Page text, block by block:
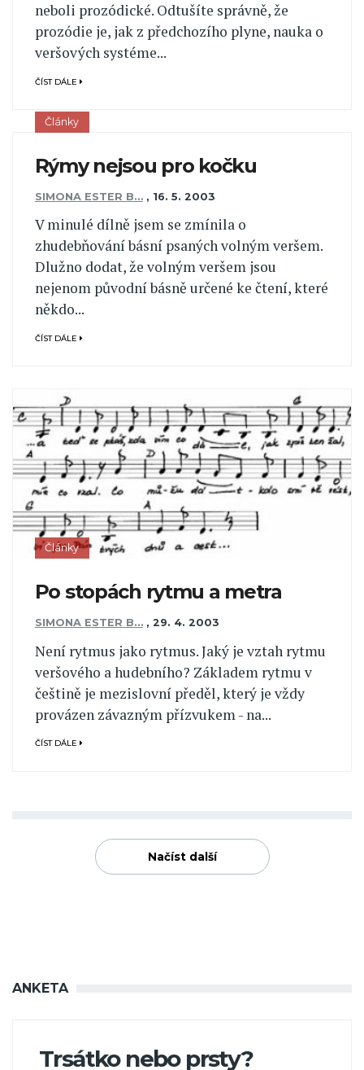
neboli prozódické. Odtušíte správně, že
prozódie je, jak z předchozího plyne, nauka o
veršových systéme...
ČÍST DÁLE
Články
Rýmy nejsou pro kočku
SIMONA ESTER B… , 16. 5. 2003
V minulé dílně jsem se zmínila o
zhudebňování básní psaných volným veršem.
Dlužno dodat, že volným veršem jsou
nejenom původní básně určené ke čtení, které
někdo...
ČÍST DÁLE
Články
Po stopách rytmu a metra
SIMONA ESTER B… , 29. 4. 2003
Není rytmus jako rytmus. Jaký je vztah rytmu
veršového a hudebního? Základem rytmu v
češtině je mezislovní předěl, který je vždy
provázen závazným přízvukem - na...
ČÍST DÁLE
Načíst další
ANKETA
Trsátko nebo prsty?